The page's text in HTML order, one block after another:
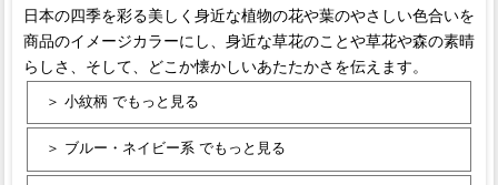
日本の四季を彩る美しく身近な植物の花や葉のやさしい色合いを
商品のイメージカラーにし、身近な草花のことや草花や森の素晴
らしさ、そして、どこか懐かしいあたたかさを伝えます。
＞ 小紋柄 でもっと見る
＞ ブルー・ネイビー系 でもっと見る